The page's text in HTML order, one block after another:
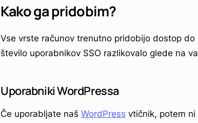
Kako ga pridobim?
Vse vrste računov trenutno pridobijo dostop
število uporabnikov SSO razlikovalo glede na
Uporabniki WordPressa
Če uporabljate naš WordPress vtičnik, potem